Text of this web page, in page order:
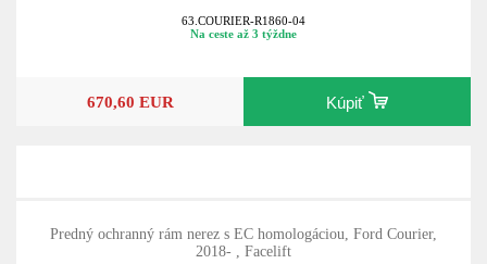
63.COURIER-R1860-04
Na ceste až 3 týždne
670,60 EUR Kúpiť
Predný ochranný rám nerez s EC homologáciou, Ford Courier,
2018- , Facelift